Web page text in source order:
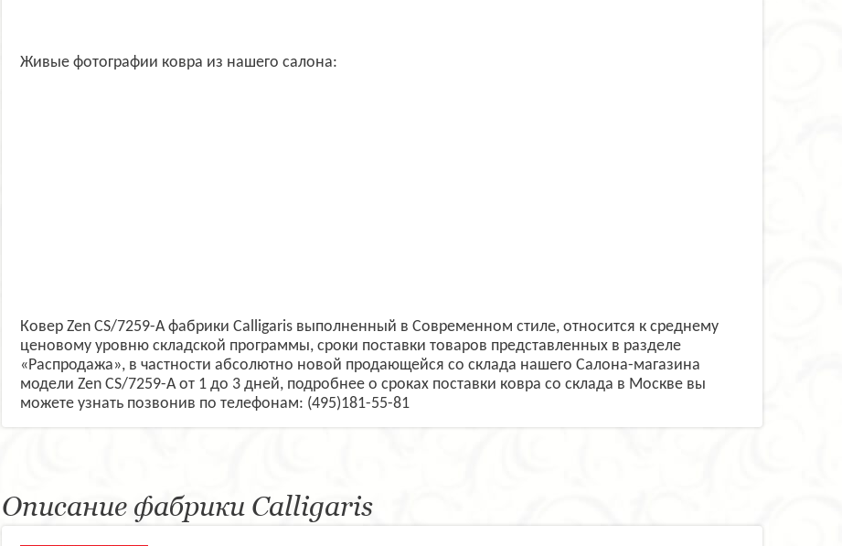
Живые фотографии ковра из нашего салона:
Ковер Zen CS/7259-A фабрики Calligaris выполненный в Современном стиле, относится к среднему
ценовому уровню складской программы, сроки поставки товаров представленных в разделе
«Распродажа», в частности абсолютно новой продающейся со склада нашего Салона-магазина
модели Zen CS/7259-A от 1 до 3 дней, подробнее о сроках поставки ковра со склада в Москве вы
можете узнать позвонив по телефонам: (495)181-55-81
Описание фабрики Calligaris